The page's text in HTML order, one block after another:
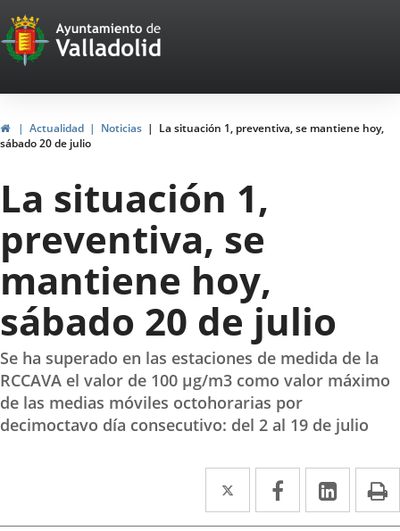
Portal
Web
del
Ayuntamiento
de
Valladolid
InicioActualidad Noticias
La situación 1, preventiva, se mantiene hoy,
sábado 20 de julio
La situación 1,
preventiva, se
mantiene hoy,
sábado 20 de julio
Se ha superado en las estaciones de medida de la
RCCAVA el valor de 100 µg/m3 como valor máximo
de las medias móviles octohorarias por
decimoctavo día consecutivo: del 2 al 19 de julio
Twitter
Enlace
a
Facebook
Enlace
a
Enlace
a